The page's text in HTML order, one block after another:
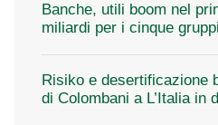
Banche, utili boom nel
miliardi per i cinque
Risiko e desertificazione
di Colombani a L’Italia in